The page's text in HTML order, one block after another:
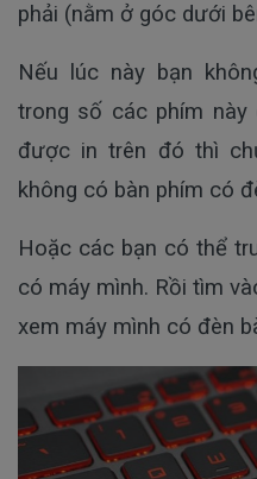
phải (nằm ở góc dưới
Nếu lúc này bạn
trong số các phím này
được in trên đó thì
không có bàn phím có
Hoặc các bạn có thể
có máy mình. Rồi tìm
xem máy mình có đèn